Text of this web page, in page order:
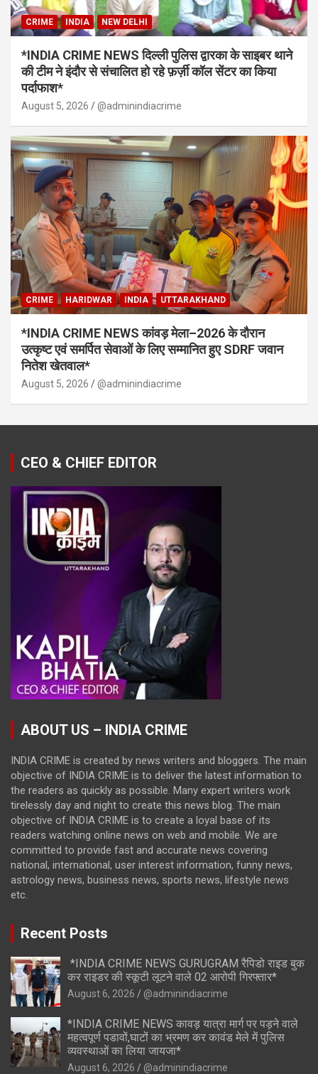
CRIME INDIA NEW DELHI
*INDIA CRIME NEWS दिल्ली पुलिस द्वारका के साइबर थाने
की टीम ने इंदौर से संचालित हो रहे फ़र्ज़ी कॉल सेंटर का किया
पर्दाफाश*
August 5, 2026 @adminindiacrime
CRIME HARIDWAR INDIA UTTARAKHAND
*INDIA CRIME NEWS कांवड़ मेला–2026 के दौरान
उत्कृष्ट एवं समर्पित सेवाओं के लिए सम्मानित हुए SDRF जवान
नितेश खेतवाल*
August 5, 2026 @adminindiacrime
CEO & CHIEF EDITOR
ABOUT US – INDIA CRIME
INDIA CRIME is created by news writers and bloggers. The main
objective of INDIA CRIME is to deliver the latest information to
the readers as quickly as possible. Many expert writers work
tirelessly day and night to create this news blog. The main
objective of INDIA CRIME is to create a loyal base of its
readers watching online news on web and mobile. We are
committed to provide fast and accurate news covering
national, international, user interest information, funny news,
astrology news, business news, sports news, lifestyle news
etc.
Recent Posts
*INDIA CRIME NEWS GURUGRAM रैपिडो राइड बुक
कर राइडर की स्कूटी लूटने वाले 02 आरोपी गिरफ्तार*
August 6, 2026 @adminindiacrime
*INDIA CRIME NEWS कावड़ यात्रा मार्ग पर पड़ने वाले
महत्वपूर्ण पडावों,घाटों का भ्रमण कर कावंड मेले में पुलिस
व्यवस्थाओं का लिया जायजा*
August 6, 2026 @adminindiacrime